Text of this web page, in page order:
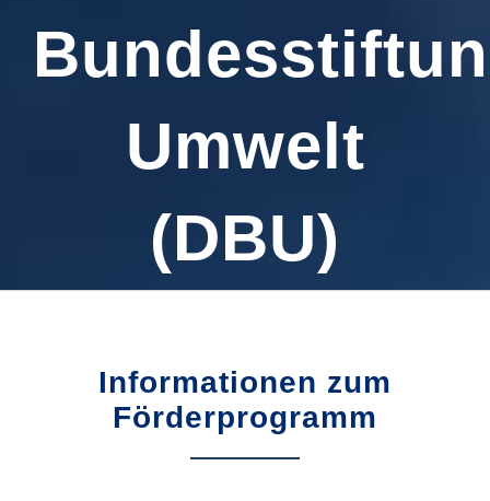
Umwelt
(DBU)
Informationen zum
Förderprogramm